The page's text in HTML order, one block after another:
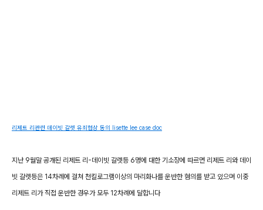
리제트 리관련 데이빗 갈렛 유죄협상 동의 lisette lee case doc
지난 9월말 공개된 리제트 리-데이빗 갈렛등 6명에 대한 기소장에 따르면 리제트 리와 데이
빗 갈렛등은 14차례에 걸쳐 천킬로그램이상의 마리화나를 운반한 혐의를 받고 있으며 이중
리제트 리가 직접 운반한 경우가 모두 12차례에 달합니다